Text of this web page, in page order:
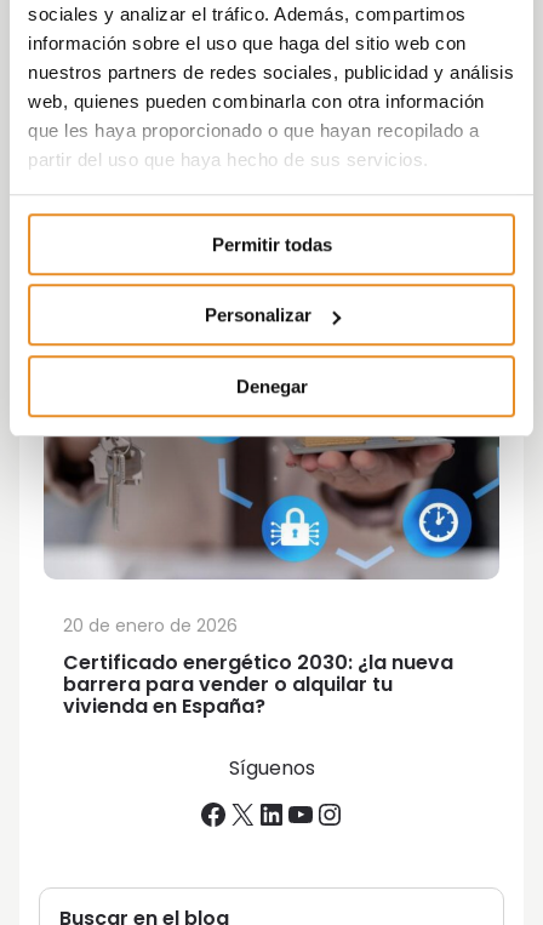
sociales y analizar el tráfico. Además, compartimos
información sobre el uso que haga del sitio web con
nuestros partners de redes sociales, publicidad y análisis
web, quienes pueden combinarla con otra información
que les haya proporcionado o que hayan recopilado a
partir del uso que haya hecho de sus servicios.
Permitir todas
Personalizar
Denegar
Certificado energético 2030: ¿la nueva
barrera para vender o alquilar tu
vivienda en España?
20 de enero de 2026
Síguenos
Facebook
X LinkedIn
YouTube
Instagram
Buscar en el blog